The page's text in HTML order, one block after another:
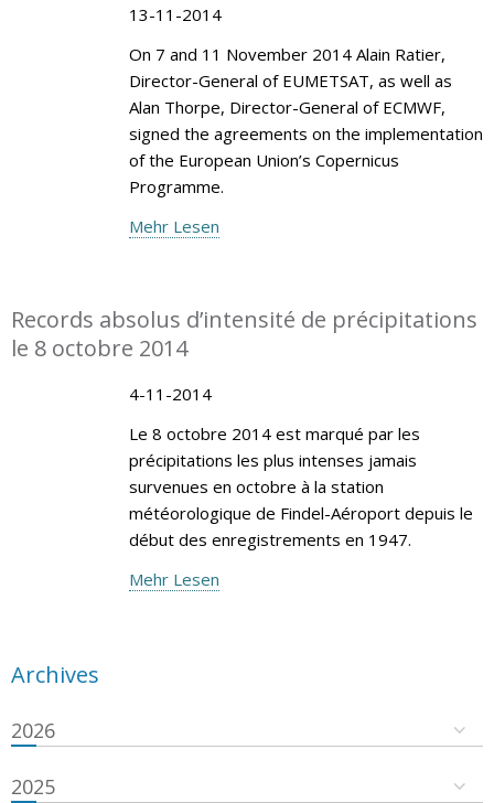
13-11-2014
On 7 and 11 November 2014 Alain Ratier,
Director-General of EUMETSAT, as well as
Alan Thorpe, Director-General of ECMWF,
signed the agreements on the implementation
of the European Union’s Copernicus
Programme.
Mehr Lesen
Records absolus d’intensité de précipitations
le 8 octobre 2014
4-11-2014
Le 8 octobre 2014 est marqué par les
précipitations les plus intenses jamais
survenues en octobre à la station
météorologique de Findel-Aéroport depuis le
début des enregistrements en 1947.
Mehr Lesen
Archives
2026
2025